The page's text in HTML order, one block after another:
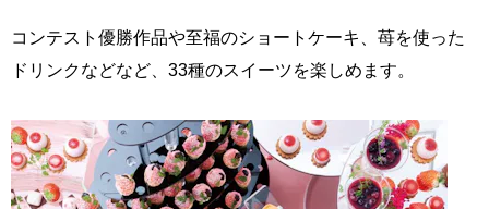
コンテスト優勝作品や至福のショートケーキ、苺を使った
ドリンクなどなど、33種のスイーツを楽しめます。